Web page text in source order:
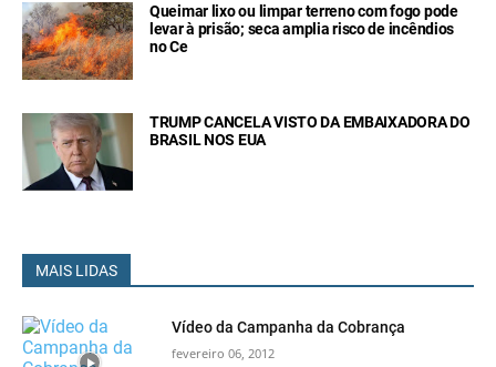
Queimar lixo ou limpar terreno com fogo pode
levar à prisão; seca amplia risco de incêndios
no Ce
TRUMP CANCELA VISTO DA EMBAIXADORA DO
BRASIL NOS EUA
MAIS LIDAS
Vídeo da Campanha da Cobrança
fevereiro 06, 2012